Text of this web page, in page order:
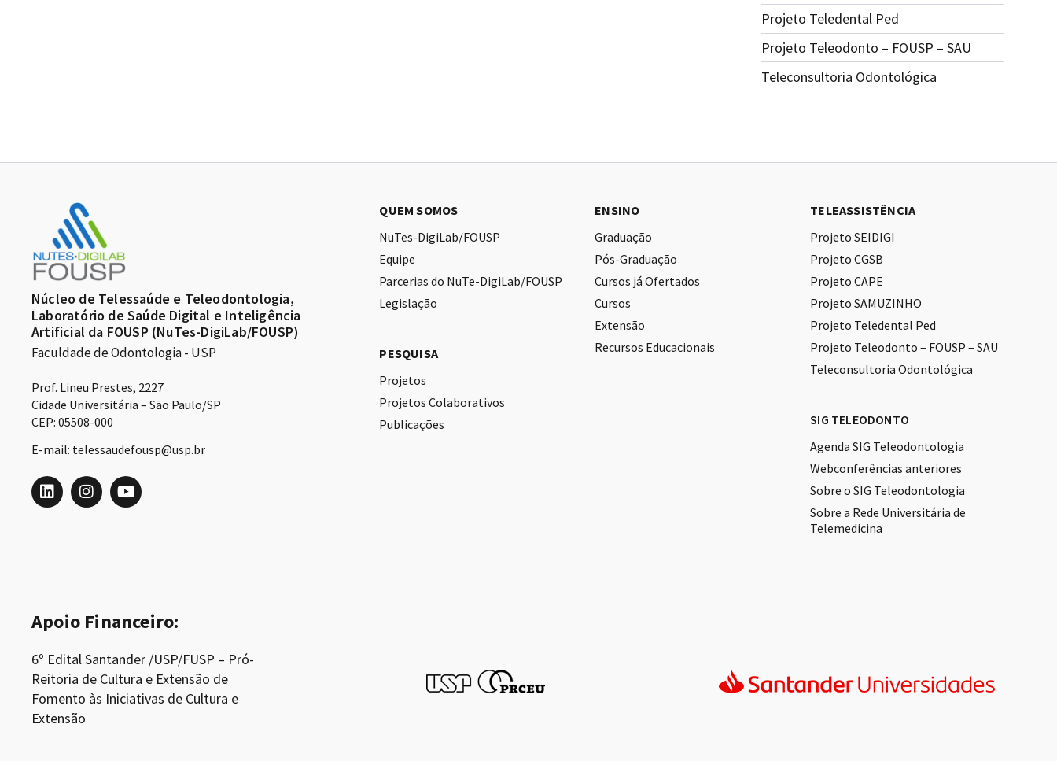
Projeto Teledental Ped
Projeto Teleodonto – FOUSP – SAU
Teleconsultoria Odontológica
Núcleo de Telessaúde e Teleodontologia,
Laboratório de Saúde Digital e Inteligência
Artificial da FOUSP (NuTes-DigiLab/FOUSP)
Faculdade de Odontologia - USP
Prof. Lineu Prestes, 2227
Cidade Universitária – São Paulo/SP
CEP: 05508-000
E-mail: telessaudefousp@usp.br
QUEM SOMOS
NuTes-DigiLab/FOUSP
Equipe
Parcerias do NuTe-DigiLab/FOUSP
Legislação
PESQUISA
Projetos
Projetos Colaborativos
Publicações
ENSINO
Graduação
Pós-Graduação
Cursos já Ofertados
Cursos
Extensão
Recursos Educacionais
TELEASSISTÊNCIA
Projeto SEIDIGI
Projeto CGSB
Projeto CAPE
Projeto SAMUZINHO
Projeto Teledental Ped
Projeto Teleodonto – FOUSP – SAU
Teleconsultoria Odontológica
SIG TELEODONTO
Agenda SIG Teleodontologia
Webconferências anteriores
Sobre o SIG Teleodontologia
Sobre a Rede Universitária de
Telemedicina
Apoio Financeiro:
6º Edital Santander /USP/FUSP – Pró-
Reitoria de Cultura e Extensão de
Fomento às Iniciativas de Cultura e
Extensão